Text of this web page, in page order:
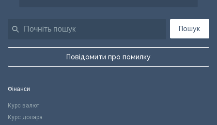
Пошук
Повідомити про помилку
Фінанси
Курс валют
Курс долара